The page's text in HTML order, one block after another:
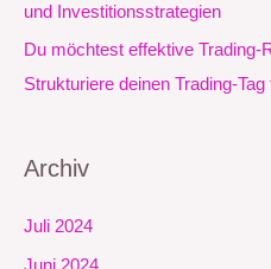
und Investitionsstrategien
Du möchtest effektive Trading-
Strukturiere deinen Trading-
Archiv
Juli 2024
Juni 2024